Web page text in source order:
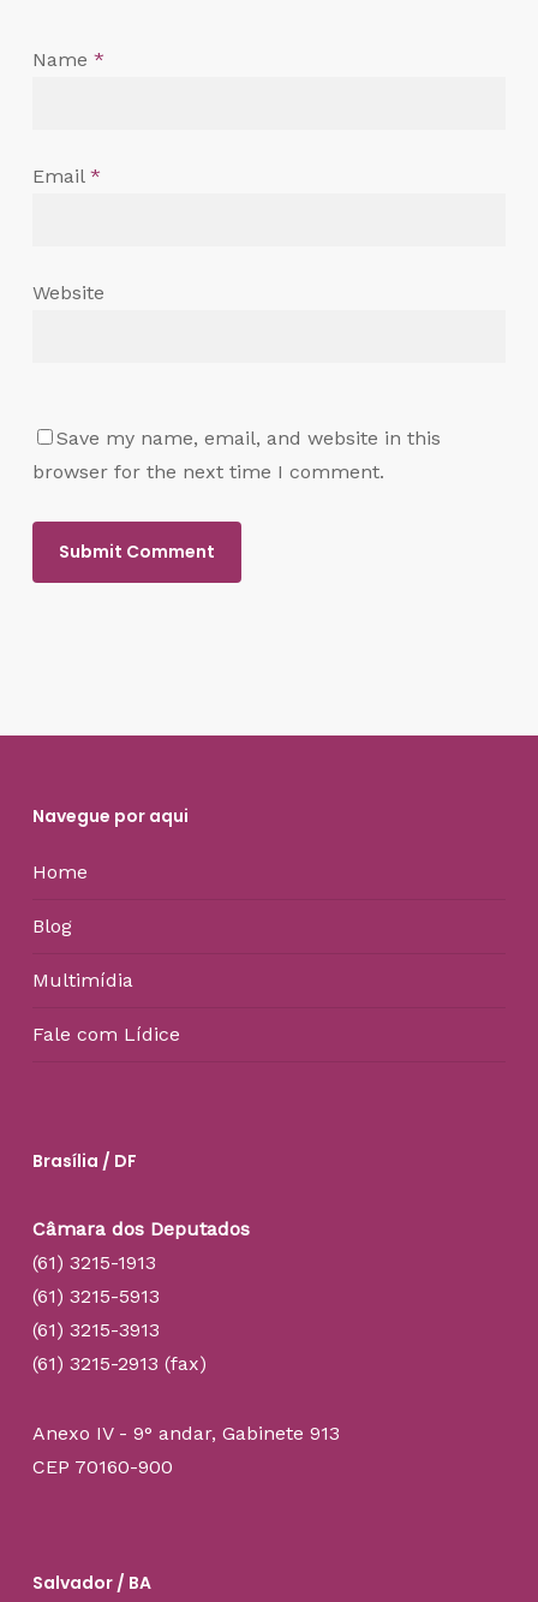
Name *
Email *
Website
Save my name, email, and website in this
browser for the next time I comment.
Navegue por aqui
Home
Blog
Multimídia
Fale com Lídice
Brasília / DF
Câmara dos Deputados
(61) 3215-1913
(61) 3215-5913
(61) 3215-3913
(61) 3215-2913 (fax)
Anexo IV - 9° andar, Gabinete 913
CEP 70160-900
Salvador / BA